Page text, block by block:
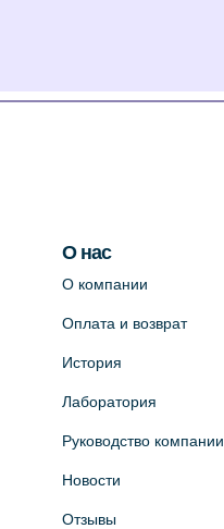
О нас
О компании
Оплата и возврат
История
Лаборатория
Руководство компании
Новости
Отзывы